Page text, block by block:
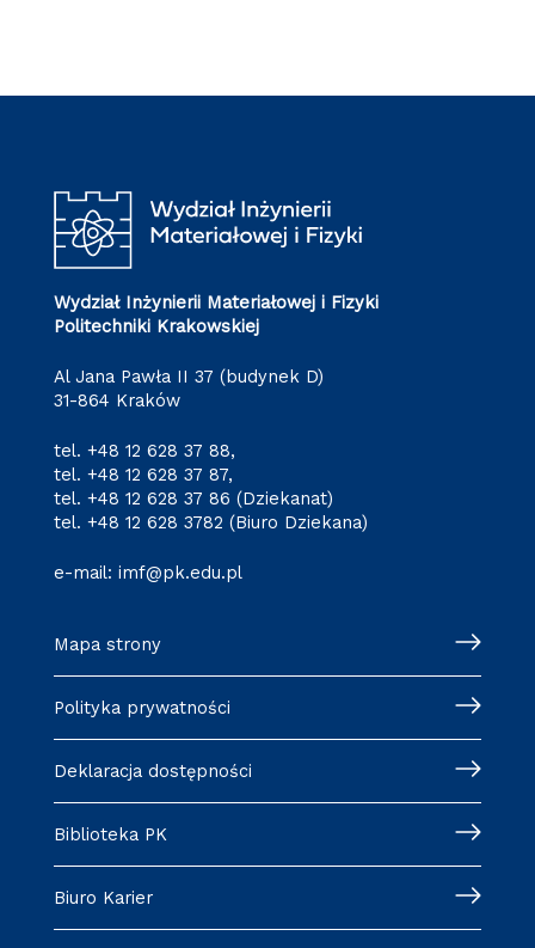
Wydział Inżynierii Materiałowej i Fizyki
Politechniki Krakowskiej
Al Jana Pawła II 37 (budynek D)
31-864 Kraków
tel. +48 12 628 37 88,
tel. +48 12 628 37 87,
tel. +48 12 628 37 86 (Dziekanat)
tel. +48 12 628 3782 (Biuro Dziekana)
e-mail: imf@pk.edu.pl
Mapa strony
Polityka prywatności
Deklaracja dostępności
Biblioteka PK
Biuro Karier